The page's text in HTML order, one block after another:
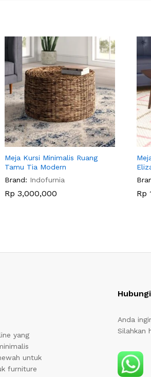
Meja Kursi Minimalis Ruang
Tamu Tia Modern
Brand: Indofurnia
Rp 3,000,000 Rp
yang
untuk
furniture
Anda
Silahkan